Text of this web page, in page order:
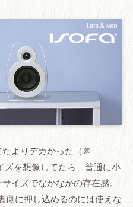
よりデカかった（＠＿
ズを想像してたら、普通に小
イズでなかなかの存在感。
側に押し込めるのには使えな